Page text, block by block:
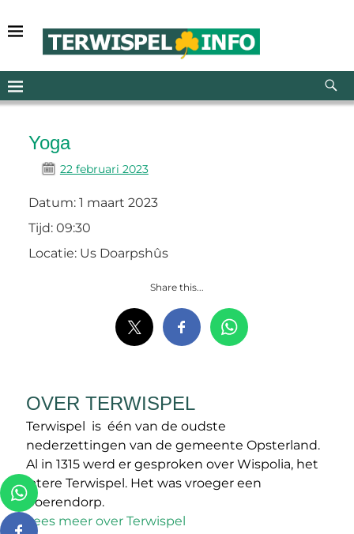
Yoga
22 februari 2023
Datum: 1 maart 2023
Tijd: 09:30
Locatie: Us Doarpshûs
Share this...
OVER TERWISPEL
Terwispel is één van de oudste
nederzettingen van de gemeente Opsterland.
Al in 1315 werd er gesproken over Wispolia, het
latere Terwispel. Het was vroeger een
boerendorp.
Lees meer over Terwispel